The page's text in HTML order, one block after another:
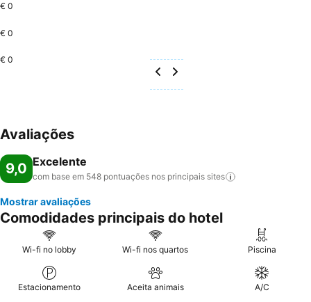
€ 0
€ 0
€ 0
Avaliações
9,0 Excelente
com base em 548 pontuações nos principais sites
Mostrar avaliações
Comodidades principais do hotel
Wi-fi no lobby Wi-fi nos quartos Piscina
Estacionamento Aceita animais A/C